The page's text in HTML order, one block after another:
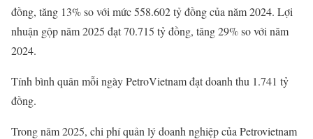
đồng, tăng 13% so với mức 558.602 tỷ đồng của năm 2024. Lợi
nhuận gộp năm 2025 đạt 70.715 tỷ đồng, tăng 29% so với năm
2024.
Tính bình quân mỗi ngày PetroVietnam đạt doanh thu 1.741 tỷ
đồng.
Trong năm 2025, chi phí quản lý doanh nghiệp của Petrovietnam